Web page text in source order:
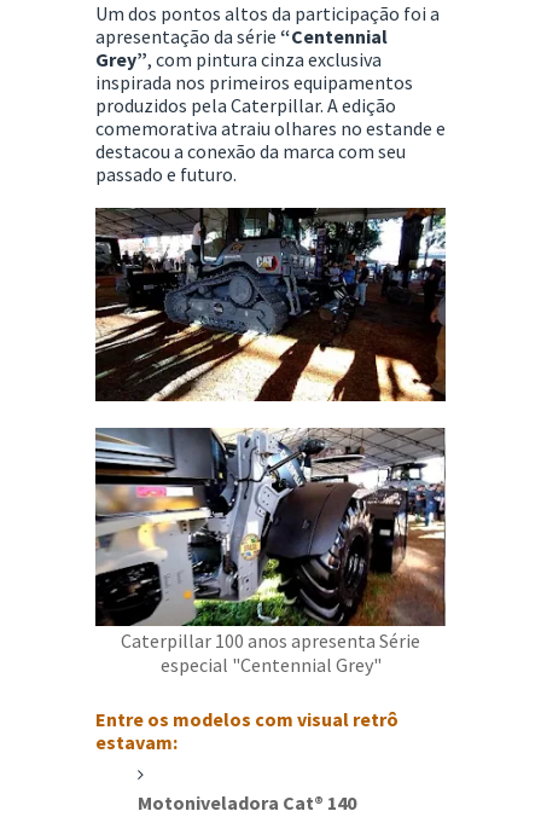
Um dos pontos altos da participação foi a
apresentação da série “Centennial
Grey”, com pintura cinza exclusiva
inspirada nos primeiros equipamentos
produzidos pela Caterpillar. A edição
comemorativa atraiu olhares no estande e
destacou a conexão da marca com seu
passado e futuro.
Caterpillar 100 anos apresenta Série
especial "Centennial Grey"
Entre os modelos com visual retrô
estavam:
Motoniveladora Cat® 140